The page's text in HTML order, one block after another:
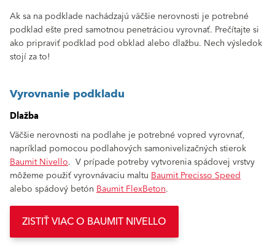
Ak sa na podklade nachádzajú väčšie nerovnosti je potrebné
podklad ešte pred samotnou penetráciou vyrovnať. Prečítajte si
ako pripraviť podklad pod obklad alebo dlažbu. Nech výsledok
stojí za to!
Vyrovnanie podkladu
Dlažba
Väčšie nerovnosti na podlahe je potrebné vopred vyrovnať,
napríklad pomocou podlahových samonivelizačných stierok
Baumit Nivello. V prípade potreby vytvorenia spádovej vrstvy
môžeme použiť vyrovnávaciu maltu Baumit Precisso Speed
alebo spádový betón Baumit FlexBeton.
ZISTIŤ VIAC O BAUMIT NIVELLO